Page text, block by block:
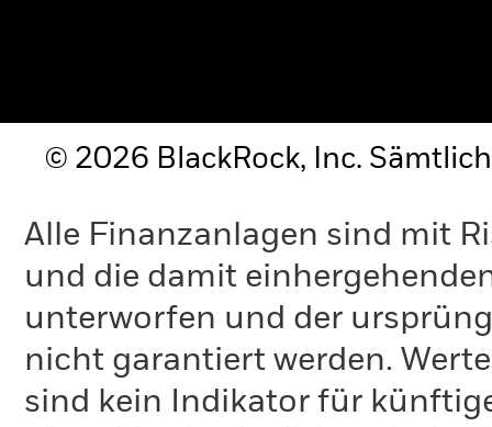
© 2026 BlackRock, Inc.
Alle Finanzanlagen sind mit
und die damit
unterworfen und der
nicht garantiert werden.
sind kein Indikator für